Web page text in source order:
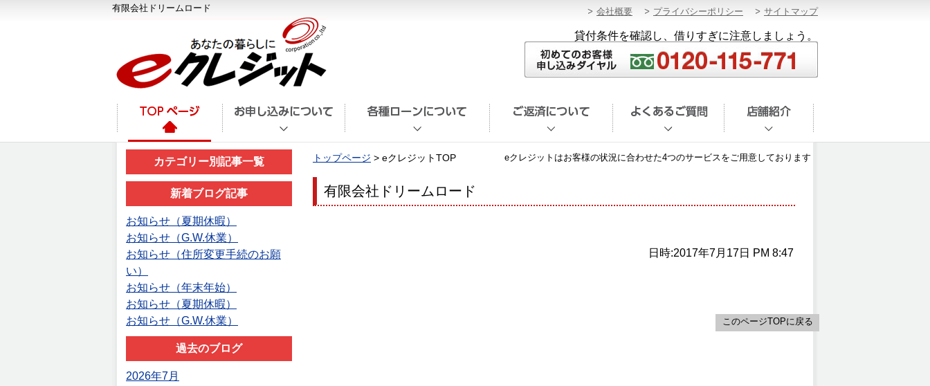
有限会社ドリームロード サイトマップ
プライバシーポリシー
会社概要
貸付条件を確認し、借りすぎに注意しましょう。
カテゴリー別記事一覧
新着ブログ記事
お知らせ（夏期休暇）
お知らせ（G.W.休業）
お知らせ（住所変更手続のお願
い）
お知らせ（年末年始）
お知らせ（夏期休暇）
お知らせ（G.W.休業）
過去のブログ
2026年7月
トップページ > eクレジットTOP eクレジットはお客様の状況に合わせた4つのサービスをご用意しております
有限会社ドリームロード
日時:2017年7月17日 PM 8:47
このページTOPに戻る